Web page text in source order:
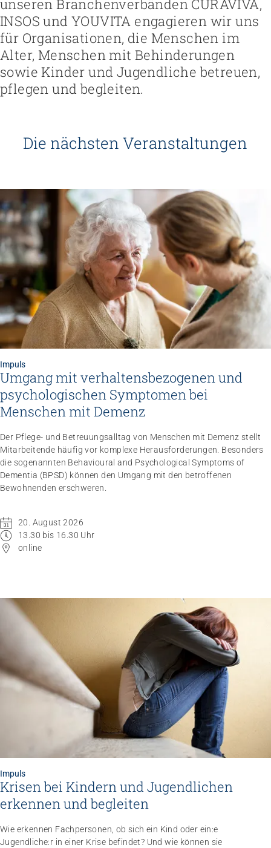
Impuls
Umgang mit verhaltensbezogenen und
psychologischen Symptomen bei Menschen mit
Demenz
20.08.2026 online
unseren Branchenverbänden CURAVIVA,
INSOS und YOUVITA engagieren wir uns
für Organisationen, die Menschen im
Alter, Menschen mit Behinderungen
sowie Kinder und Jugendliche betreuen,
pflegen und begleiten.
Die nächsten Veranstaltungen
Impuls
Umgang mit verhaltensbezogenen und
psychologischen Symptomen bei
Menschen mit Demenz
Der Pflege- und Betreuungsalltag von Menschen mit Demenz stellt
Mitarbeitende häufig vor komplexe Herausforderungen. Besonders
die sogenannten Behavioural and Psychological Symptoms of
Dementia (BPSD) können den Umgang mit den betroffenen
Bewohnenden erschweren.
20. August 2026
13.30 bis 16.30 Uhr
online
Impuls
Krisen bei Kindern und Jugendlichen
erkennen und begleiten
Wie erkennen Fachpersonen, ob sich ein Kind oder ein:e
Jugendliche:r in einer Krise befindet? Und wie können sie